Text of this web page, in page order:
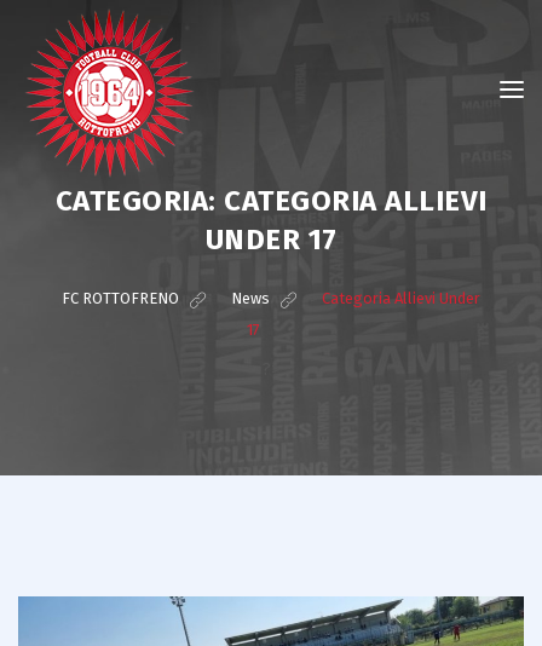
CATEGORIA: CATEGORIA ALLIEVI
UNDER 17
FC ROTTOFRENO News
Categoria Allievi Under
17